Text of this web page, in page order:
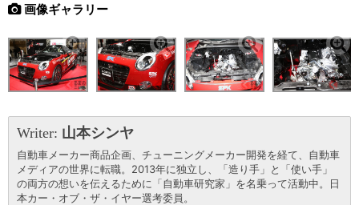
画像ギャラリー
Writer: 山本シンヤ
自動車メーカー商品企画、チューニングメーカー開発を経て、自動車
メディアの世界に転職。2013年に独立し、「造り手」と「使い手」
の両方の想いを伝えるために「自動車研究家」を名乗って活動中。日
本カー・オブ・ザ・イヤー選考委員。